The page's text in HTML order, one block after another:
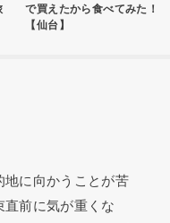
で買えたから食べてみた！
【仙台】
地に向かうことが苦
前に気が重くな